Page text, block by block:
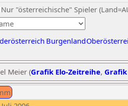
Nur "österreichische" Spieler
Burgenland
Meier (Grafik Elo-Zeitreihe,